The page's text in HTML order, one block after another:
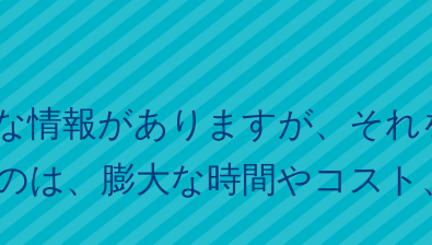
情報がありますが、そ
は、膨大な時間やコス